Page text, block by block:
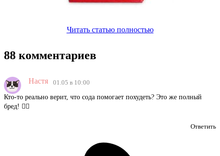
Читать статью полностью
88 комментариев
Настя 01.05 в 10:00
Кто-то реально верит, что сода помогает похудеть? Это же полный
бред! 🤦‍♀️
Ответить